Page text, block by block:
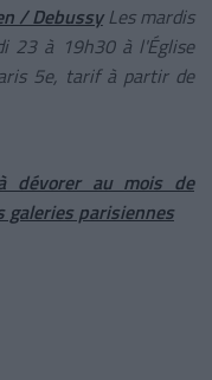
/ DebussyLes mardis
23 à 19h30 à l'Église
5e, tarif à partir de
dévorer au mois de
parisiennes